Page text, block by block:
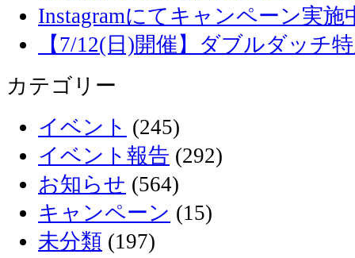
Instagramにてキャンペーン実施
【7/12(日)開催】ダブルダッチ
カテゴリー
イベント (245)
イベント報告 (292)
お知らせ (564)
キャンペーン (15)
未分類 (197)